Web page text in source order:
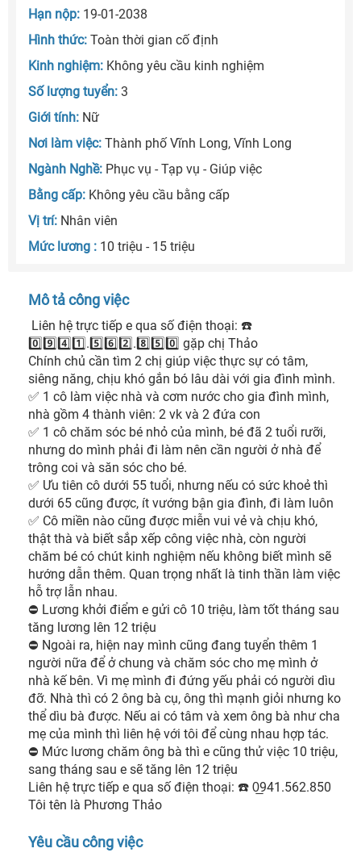
Hạn nộp: 19-01-2038
Hình thức: Toàn thời gian cố định
Kinh nghiệm: Không yêu cầu kinh nghiệm
Số lượng tuyển: 3
Giới tính: Nữ
Nơi làm việc: Thành phố Vĩnh Long, Vĩnh Long
Ngành Nghề: Phục vụ - Tạp vụ - Giúp việc
Bằng cấp: Không yêu cầu bằng cấp
Vị trí: Nhân viên
Mức lương : 10 triệu - 15 triệu
Mô tả công việc
0️⃣9️⃣4️⃣1️⃣.5️⃣6️⃣2️⃣.8️⃣5️⃣0️⃣ gặp chị Thảo
Chính chủ cần tìm 2 chị giúp việc thực sự có tâm,
siêng năng, chịu khó gắn bó lâu dài với gia đình mình.
✅ 1 cô làm việc nhà và cơm nước cho gia đình mình,
nhà gồm 4 thành viên: 2 vk và 2 đứa con
✅ 1 cô chăm sóc bé nhỏ của mình, bé đã 2 tuổi rưỡi,
nhưng do mình phải đi làm nên cần người ở nhà để
trông coi và săn sóc cho bé.
✅ Ưu tiên cô dưới 55 tuổi, nhưng nếu có sức khoẻ thì
dưới 65 cũng được, ít vướng bận gia đình, đi làm luôn
✅ Cô miền nào cũng được miễn vui vẻ và chịu khó,
thật thà và biết sắp xếp công việc nhà, còn người
chăm bé có chút kinh nghiệm nếu không biết mình sẽ
hướng dẫn thêm. Quan trọng nhất là tinh thần làm việc
hỗ trợ lẫn nhau.
⛔ Lương khởi điểm e gửi cô 10 triệu, làm tốt tháng sau
tăng lương lên 12 triệu
⛔ Ngoài ra, hiện nay mình cũng đang tuyển thêm 1
người nữa để ở chung và chăm sóc cho mẹ mình ở
nhà kế bên. Vì mẹ mình đi đứng yếu phải có người dìu
đỡ. Nhà thì có 2 ông bà cụ, ông thì mạnh giỏi nhưng ko
thể dìu bà được. Nếu ai có tâm và xem ông bà như cha
mẹ của mình thì liên hệ với tôi để cùng nhau hợp tác.
⛔ Mức lương chăm ông bà thì e cũng thử việc 10 triệu,
sang tháng sau e sẽ tăng lên 12 triệu
Liên hệ trực tiếp e qua số điện thoại: ☎️ 0̲941.562.850
Tôi tên là Phương Thảo
Yêu cầu công việc